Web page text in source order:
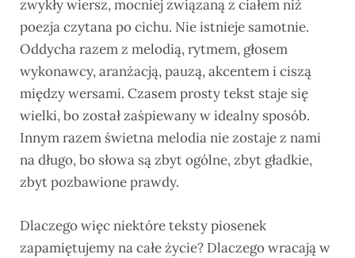
zwykły wiersz, mocniej związaną z ciałem niż
poezja czytana po cichu. Nie istnieje samotnie.
Oddycha razem z melodią, rytmem, głosem
wykonawcy, aranżacją, pauzą, akcentem i ciszą
między wersami. Czasem prosty tekst staje się
wielki, bo został zaśpiewany w idealny sposób.
Innym razem świetna melodia nie zostaje z nami
na długo, bo słowa są zbyt ogólne, zbyt gładkie,
zbyt pozbawione prawdy.
Dlaczego więc niektóre teksty piosenek
zapamiętujemy na całe życie? Dlaczego wracają w